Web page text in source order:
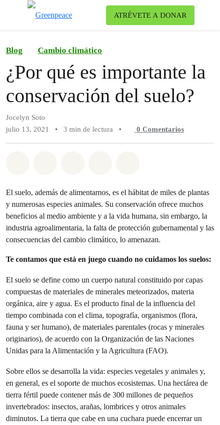
ATRÉVETE A DONAR
Blog Cambio climático
¿Por qué es importante la
conservación del suelo?
Jocelyn Soto
julio 13, 2021
• 3 min de lectura • 0 Comentarios
El suelo, además de alimentarnos, es el hábitat de miles de plantas
y numerosas especies animales. Su conservación ofrece muchos
beneficios al medio ambiente y a la vida humana, sin embargo, la
industria agroalimentaria, la falta de protección gubernamental y las
consecuencias del cambio climático, lo amenazan.
Te contamos que está en juego cuando no cuidamos los suelos:
El suelo se define como un cuerpo natural constituido por capas
compuestas de materiales de minerales meteorizados, materia
orgánica, aire y agua. Es el producto final de la influencia del
tiempo combinada con el clima, topografía, organismos (flora,
fauna y ser humano), de materiales parentales (rocas y minerales
originarios), de acuerdo con la Organización de las Naciones
Unidas para la Alimentación y la Agricultura (FAO).
Sobre ellos se desarrolla la vida: especies vegetales y animales y,
en general, es el soporte de muchos ecosistemas. Una hectárea de
tierra fértil puede contener más de 300 millones de pequeños
invertebrados: insectos, arañas, lombrices y otros animales
diminutos. La tierra que cabe en una cuchara puede encerrar un